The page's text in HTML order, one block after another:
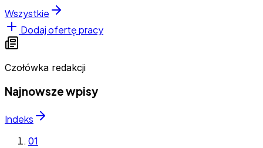
Wszystkie
Dodaj ofertę pracy
Czołówka redakcji
Najnowsze wpisy
Indeks
01